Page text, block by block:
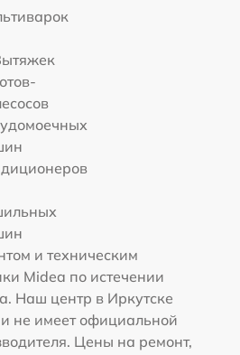
и техническим
Midea по истечении
Наш центр в Иркутске
не имеет официальной
Цены на ремонт,